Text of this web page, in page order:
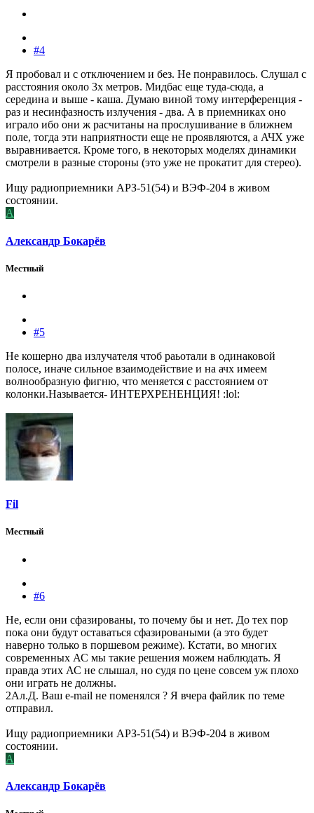
#4
Я пробовал и с отключением и без. Не понравилось. Слушал с
расстояния около 3х метров. Мидбас еще туда-сюда, а
середина и выше - каша. Думаю виной тому интерференция -
раз и несинфазность излучения - два. А в приемниках оно
играло ибо они ж расчитаны на прослушивание в ближнем
поле, тогда эти наприятности еще не проявляются, а АЧХ уже
выравнивается. Кроме того, в некоторых моделях динамики
смотрели в разные стороны (это уже не прокатит для стерео).
Ищу радиоприемники АРЗ-51(54) и ВЭФ-204 в живом
состоянии.
А
Александр Бокарёв
Местный
#5
Не кошерно два излучателя чтоб раьотали в одинаковой
полосе, иначе сильное взаимодействие и на ачх имеем
волнообразную фигню, что меняется с расстоянием от
колонки.Называется- ИНТЕРХРЕНЕНЦИЯ! :lol:
Fil
Местный
#6
Не, если они сфазированы, то почему бы и нет. До тех пор
пока они будут оставаться сфазироваными (а это будет
наверно только в поршевом режиме). Кстати, во многих
современных АС мы такие решения можем наблюдать. Я
правда этих АС не слышал, но судя по цене совсем уж плохо
они играть не должны.
2Ал.Д. Ваш e-mail не поменялся ? Я вчера файлик по теме
отправил.
Ищу радиоприемники АРЗ-51(54) и ВЭФ-204 в живом
состоянии.
А
Александр Бокарёв